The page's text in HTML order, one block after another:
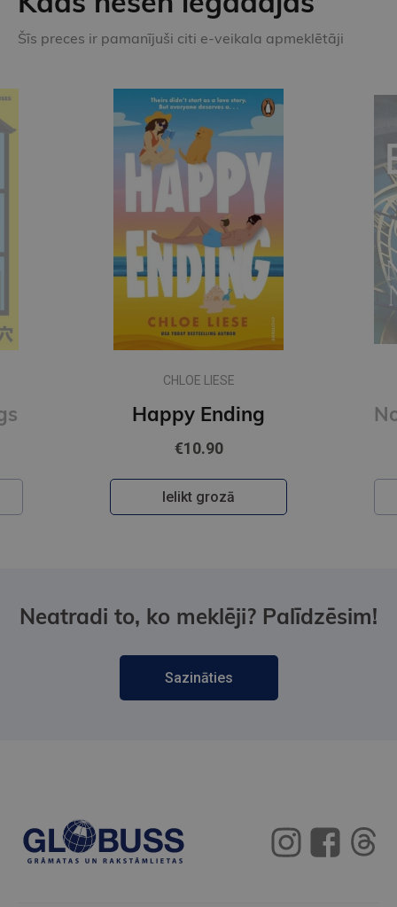
Šīs preces ir pamanījuši citi e-veikala apmeklētāji
CHLOE LIESE
Happy Ending
€10.90
Ielikt grozā
Neatradi to, ko meklēji? Palīdzēsim!
Sazināties